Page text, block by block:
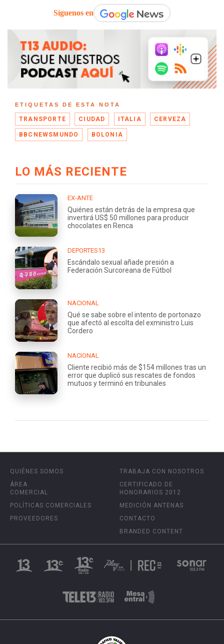
Síguenos en
ETIQUETAS DE ESTA NOTA
TRANSPORTE CIUDAD ITALIA CERVEZA
BBCNEWSMUNDO BOLONIA
LO MÁS RECIENTE
EX-ANTE
Quiénes están detrás de la empresa que
invertirá US$ 50 millones para producir
chocolates en Renca
DEPORTES13
Escándalo sexual añade presión a
Federación Surcoreana de Fútbol
NACIONAL
Qué se sabe sobre el intento de portonazo
que afectó al escolta del exministro Luis
Cordero
NACIONAL
Cliente recibió más de $154 millones tras un
error que duplicó sus rescates de fondos
mutuos y terminó en tribunales
QUIÉNES SOMOS
ÁREA
COMERCIAL
POLÍTICAS COMERCIALES
PROVEEDORES
TRABAJA CON NOSOTROS
CERTIFICADO DE
HONORARIOS 2012
MEDICIÓN ANTENAS
CONTACTO
BRANDED CONTENT